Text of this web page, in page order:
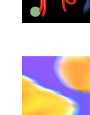
ART LONGO